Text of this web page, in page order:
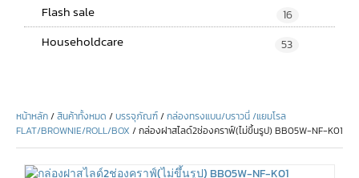
Flash sale 16
Householdcare 53
หน้าหลัก/สินค้าทั้งหมด /บรรจุภัณฑ์/กล่องทรงแบน/บราวนี่ /แยมโรล
FLAT/BROWNIE/ROLL/BOX / กล่องฝาสไลด์2ช่องคราฟ์(ไม่ขึ้นรูป) BB05W-NF-K01